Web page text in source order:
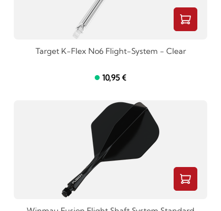
Target K-Flex No6 Flight-System - Clear
10,95 €